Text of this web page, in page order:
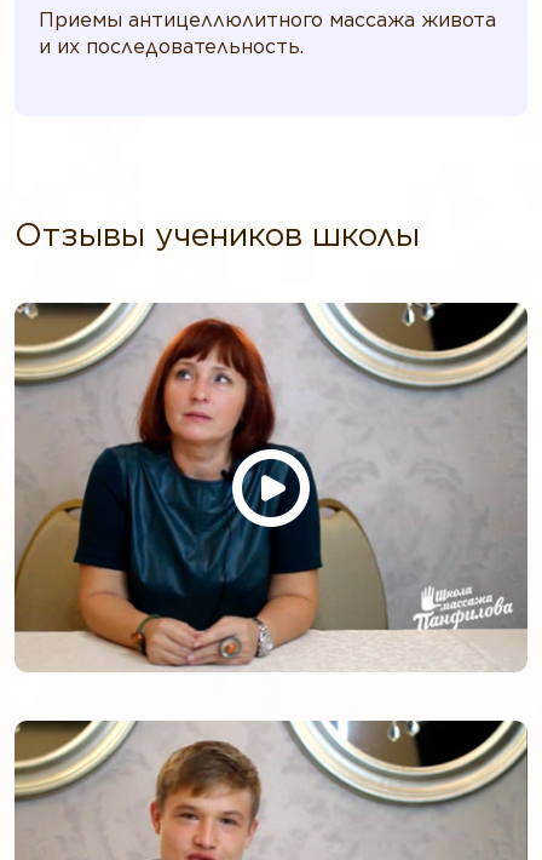
Приемы антицеллюлитного массажа живота
и их последовательность.
Отзывы учеников школы